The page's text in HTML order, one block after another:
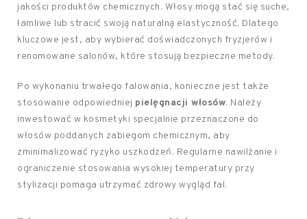
jakości produktów chemicznych. Włosy mogą stać się suche,
łamliwe lub stracić swoją naturalną elastyczność. Dlatego
kluczowe jest, aby wybierać doświadczonych fryzjerów i
renomowane salonów, które stosują bezpieczne metody.
Po wykonaniu trwałego falowania, konieczne jest także
stosowanie odpowiedniej pielęgnacji włosów. Należy
inwestować w kosmetyki specjalnie przeznaczone do
włosów poddanych zabiegom chemicznym, aby
zminimalizować ryzyko uszkodzeń. Regularne nawilżanie i
ograniczenie stosowania wysokiej temperatury przy
stylizacji pomaga utrzymać zdrowy wygląd fal.